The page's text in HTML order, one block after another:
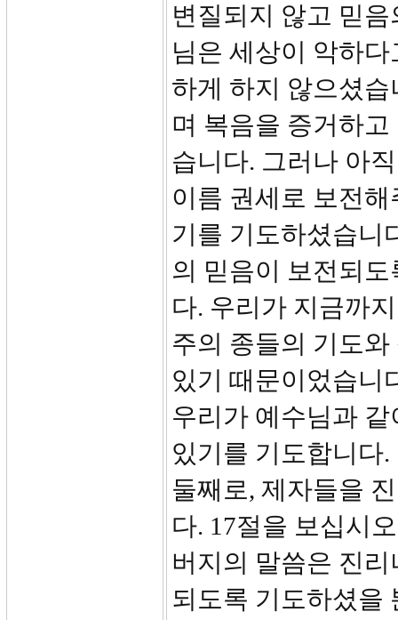
변질되지 않고 믿
님은 세상이 악하
하게 하지 않으셨
며 복음을 증거하
습니다. 그러나 아
이름 권세로 보전
기를 기도하셨습니
의 믿음이 보전되
다. 우리가 지금까
주의 종들의 기도
있기 때문이었습니
우리가 예수님과
있기를 기도합니다.
둘째로, 제자들을
다. 17절을 보십시
버지의 말씀은 진
되도록 기도하셨을